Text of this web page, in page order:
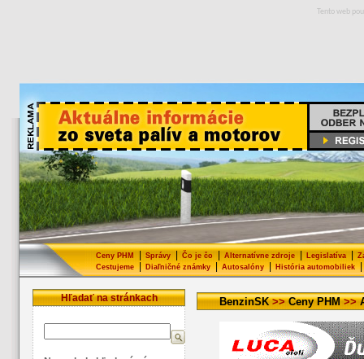
Tento web
Ceny PHM Správy Čo je čo Alternatívne zdroje Legislatíva
Cestujeme| Diaľničné známky| Autosalóny| História automobiliek|
Hľadať na stránkach BenzinSK>>Ceny PHM>>